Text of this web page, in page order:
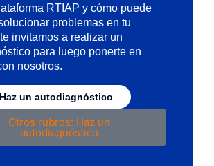
RTIAP y cómo puede
problemas en tu
invitamos a realizar un
para luego ponerte en
nosotros.
un autodiagnóstico
Otros rubros: Haz un
autodiagnóstico